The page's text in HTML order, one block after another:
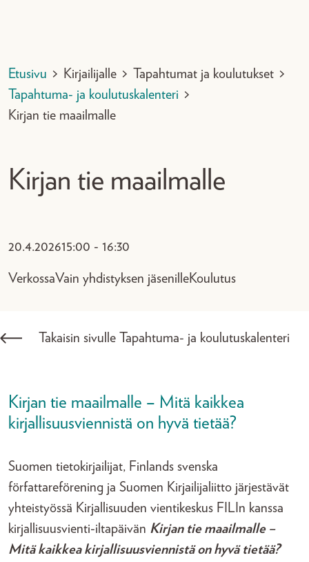
Etusivu > Kirjailijalle > Tapahtumat ja koulutukset >
Tapahtuma- ja koulutuskalenteri >
Kirjan tie maailmalle
Kirjan tie maailmalle
20.4.202615:00 - 16:30
VerkossaVain yhdistyksen jäsenilleKoulutus
Takaisin sivulle Tapahtuma- ja koulutuskalenteri
Kirjan tie maailmalle – Mitä kaikkea
kirjallisuusviennistä on hyvä tietää?
Suomen tietokirjailijat, Finlands svenska
författareförening ja Suomen Kirjailijaliitto järjestävät
yhteistyössä Kirjallisuuden vientikeskus FILIn kanssa
kirjallisuusvienti-iltapäivän Kirjan tie maailmalle –
Mitä kaikkea kirjallisuusviennistä on hyvä tietää?